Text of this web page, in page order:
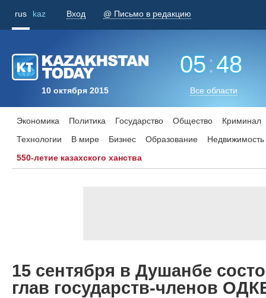
rus kaz Вход @ Письмо в редакцию
10 октября 2015
05:48
Все области
Экономика Политика Государство Общество
Криминал
Технологии
В мире Бизнес Образование
Недвижимость
550-летие казахского ханства
15 сентября в Душанбе
глав государств-членов